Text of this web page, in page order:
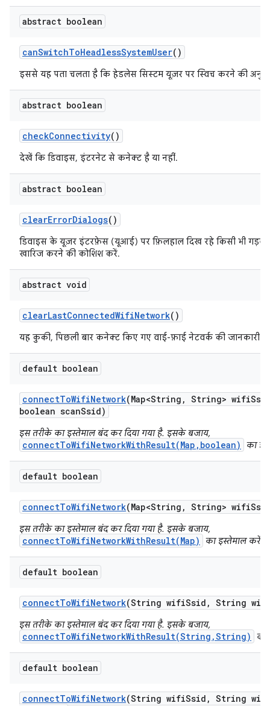
abstract boolean
canSwitchToHeadlessSystemUser()
इससे यह पता चलता है कि हेडलेस सिस्टम यूज़र पर स्विच करने की
abstract boolean
checkConnectivity()
देखें कि डिवाइस, इंटरनेट से कनेक्ट है या नहीं.
abstract boolean
clearErrorDialogs()
डिवाइस के यूज़र इंटरफ़ेस (यूआई) पर फ़िलहाल दिख रहे किसी भी
खारिज करने की कोशिश करें.
abstract void
clearLastConnectedWifiNetwork()
यह कुकी, पिछली बार कनेक्ट किए गए वाई-फ़ाई नेटवर्क की जानकारी
default boolean
connectToWifiNetwork(Map<String , String> wifi
boolean scanSsid)
इस तरीके का इस्तेमाल बंद कर दिया गया है. इसके बजाय,
connectToWifiNetworkWithResult(Map,boolean) का
default boolean
connectToWifiNetwork(Map<String , String> wifi
इस तरीके का इस्तेमाल बंद कर दिया गया है. इसके बजाय,
connectToWifiNetworkWithResult(Map) का इस्तेमाल करें.
default boolean
connectToWifiNetwork(String wifiSsid , String wifi
इस तरीके का इस्तेमाल बंद कर दिया गया है. इसके बजाय,
connectToWifiNetworkWithResult(String,String) का
default boolean
connectToWifiNetwork(String wifiSsid , String wifi